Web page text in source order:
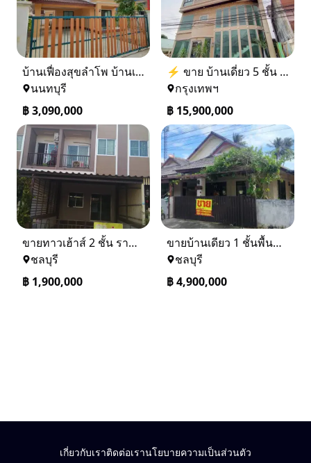
บ้านเฟื่องสุขลำโพ บ้านเดี่ยวสร้างใหม่ บางบัวทอง
นนทบุรี
฿3,090,000
⚡ ขาย บ้านเดี่ยว 5 ชั้น ซอย ประชาชื่น 14 ใกล้ BTS
กรุงเทพฯ
฿ 15,900,000
ขายทาวเฮ้าส์ 2 ชั้น ราคา 1.9 ล้านบาท ที่อยู่ ศรีราชา ชลบุรี
ชลบุรี
฿ 1,900,000
ขายบ้านเดียว 1 ชั้นพื้นที่ 102 ตรว บางละมุง ชลบุรี
ชลบุรี
฿4,900,000
เกี่ยวกับเราติดต่อเรานโยบายความเป็นส่วนตัว